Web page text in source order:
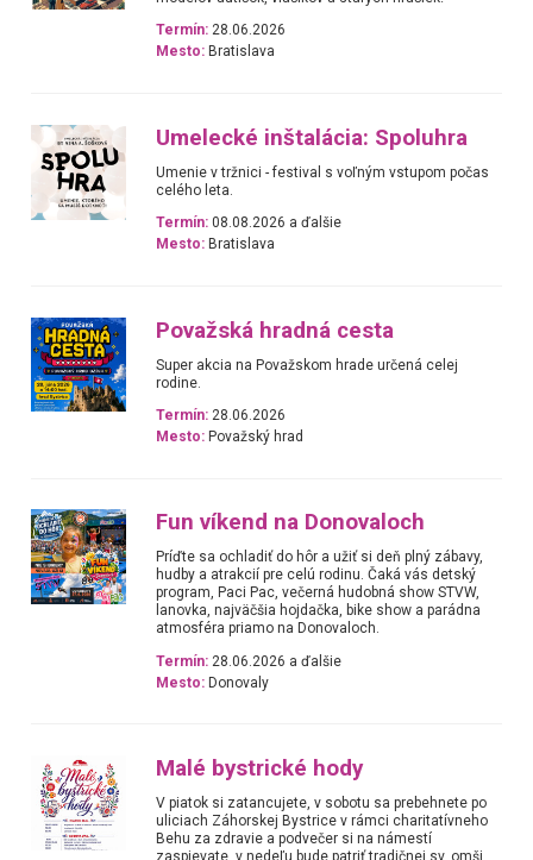
Termín: 28.06.2026
Mesto: Bratislava
Umelecké inštalácia: Spoluhra
Umenie v tržnici - festival s voľným vstupom počas
celého leta.
Termín: 08.08.2026 a ďalšie
Mesto: Bratislava
Považská hradná cesta
Super akcia na Považskom hrade určená celej
rodine.
Termín: 28.06.2026
Mesto: Považský hrad
Fun víkend na Donovaloch
Príďte sa ochladiť do hôr a užiť si deň plný zábavy,
hudby a atrakcií pre celú rodinu. Čaká vás detský
program, Paci Pac, večerná hudobná show STVW,
lanovka, najväčšia hojdačka, bike show a parádna
atmosféra priamo na Donovaloch.
Termín: 28.06.2026 a ďalšie
Mesto: Donovaly
Malé bystrické hody
V piatok si zatancujete, v sobotu sa prebehnete po
uliciach Záhorskej Bystrice v rámci charitatívneho
Behu za zdravie a podvečer si na námestí
zaspievate, v nedeľu bude patriť tradičnej sv. omši,